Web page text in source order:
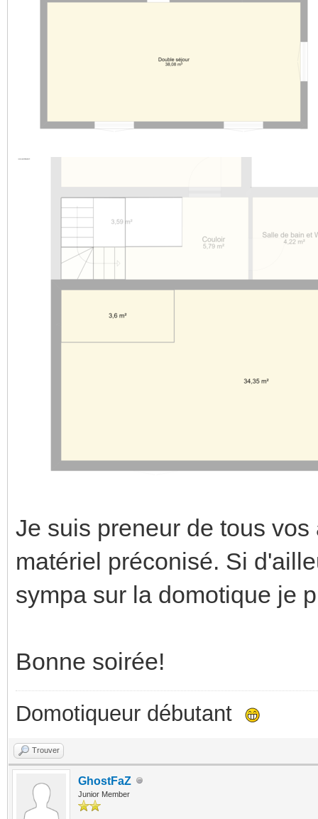
Je suis preneur de tous
matériel préconisé. Si
sympa sur la domotique je
Bonne soirée!
Domotiqueur débutant
Trouver
GhostFaZ
Junior Member